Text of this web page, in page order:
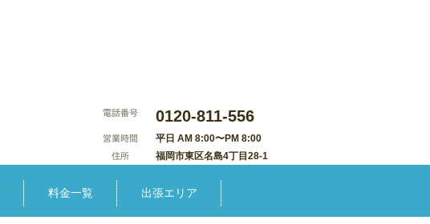
0120-811-556
平日 AM 8:00〜PM 8:00
福岡市東区名島4丁目28-1
料金一覧 出張エリア